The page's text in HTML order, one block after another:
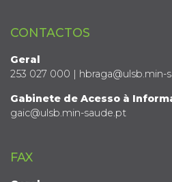
CONTACTOS
Geral
253 027 000 | hbraga@ulsb.min-
Gabinete de Acesso à
gaic@ulsb.min-saude.pt
FAX